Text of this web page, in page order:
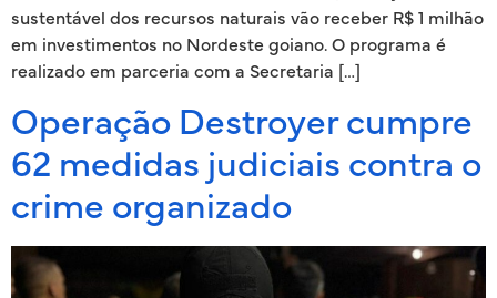
sustentável dos recursos naturais vão receber R$ 1 milhão
em investimentos no Nordeste goiano. O programa é
realizado em parceria com a Secretaria […]
Operação Destroyer cumpre
62 medidas judiciais contra o
crime organizado